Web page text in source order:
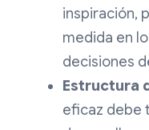
inspiración,
medida en
decisiones
Estructura
eficaz debe